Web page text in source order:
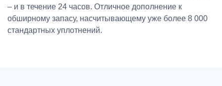
– и в течение 24 часов. Отличное дополнение к
обширному запасу, насчитывающему уже более 8 000
стандартных уплотнений.